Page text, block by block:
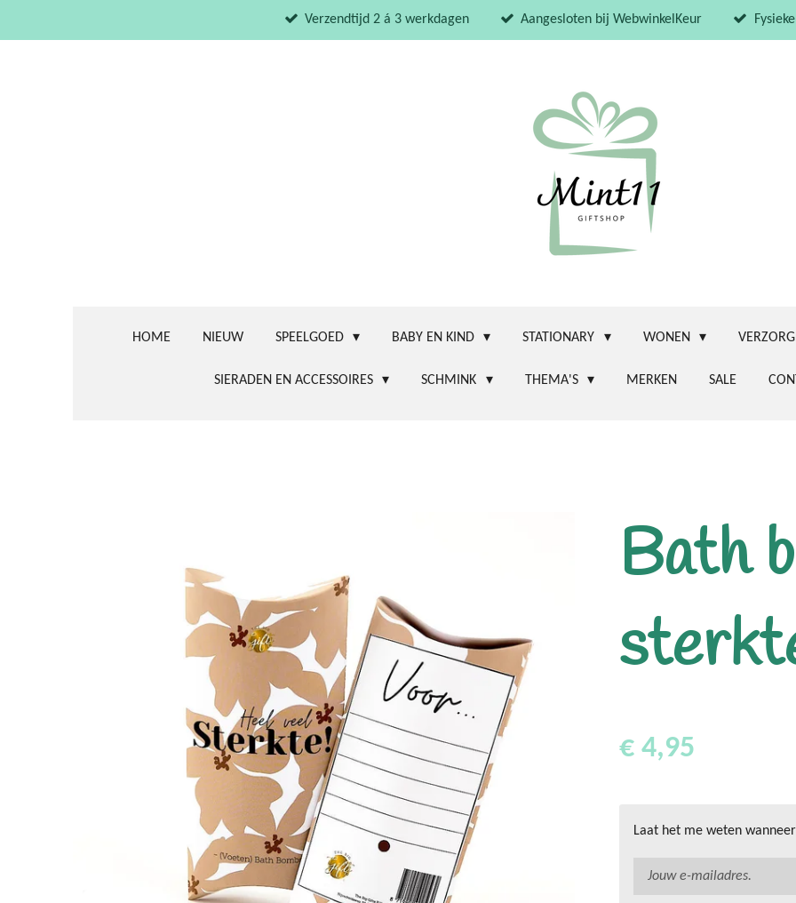
direct
Verzendtijd 2 á 3 werkdagen Aangesloten bij WebwinkelKeur
HOME NIEUW SPEELGOED BABY EN KIND STATIONARY WONEN
SIERADEN EN ACCESSOIRES SCHMINK THEMA'S MERKEN SALE
Bath
€ 4,95
Laat het me weten